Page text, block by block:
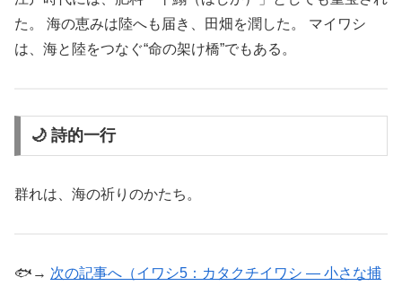
た。 海の恵みは陸へも届き、田畑を潤した。 マイワシ
は、海と陸をつなぐ“命の架け橋”でもある。
🌙 詩的一行
群れは、海の祈りのかたち。
🐟→ 次の記事へ（イワシ5：カタクチイワシ ― 小さな捕